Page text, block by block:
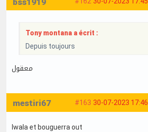
Tony montana a écrit :
Depuis toujours
معقول
#163 30-07-2023 17:46
mestiri67
Iwala et bouguerra out